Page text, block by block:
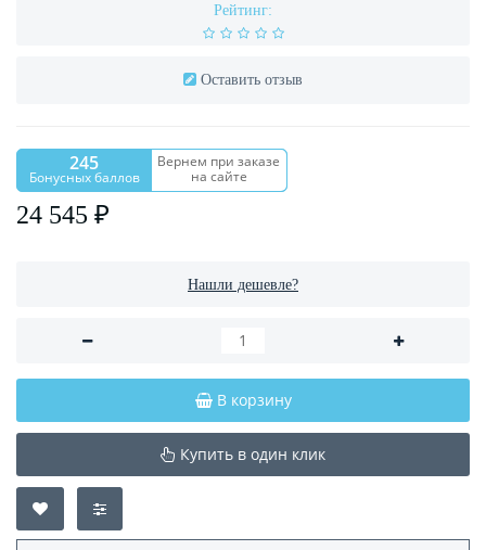
Рейтинг:
Оставить отзыв
245
Бонусных баллов
Вернем при заказе
на сайте
24 545 ₽
Нашли дешевле?
В корзину
Купить в один клик